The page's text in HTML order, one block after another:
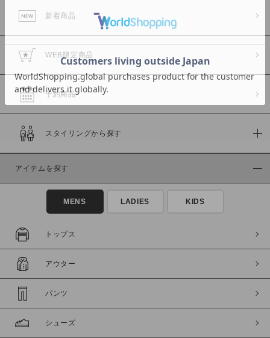
カラー
商品タイプ
通常商品
セール価格
在庫
在庫あり
新着商品
WEB限定商品
予約商品
スタイリングから探す
アイテムを探す
MENS LADIES KIDS
トップス
アウター
パンツ
シューズ